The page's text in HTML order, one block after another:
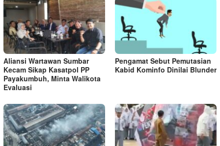
Aliansi Wartawan Sumbar
Kecam Sikap Kasatpol PP
Payakumbuh, Minta Walikota
Evaluasi
Pengamat Sebut Pemutasian
Kabid Kominfo Dinilai Blunder